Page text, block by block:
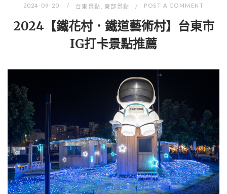
2024-09-20 台東景點 東部景點 POST A COMMENT
2024【鐵花村．鐵道藝術村】台東市
IG打卡景點推薦